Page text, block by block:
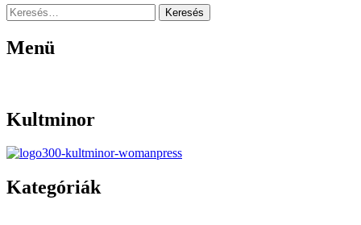
Keresés:
Menü
Kultminor
Kategóriák